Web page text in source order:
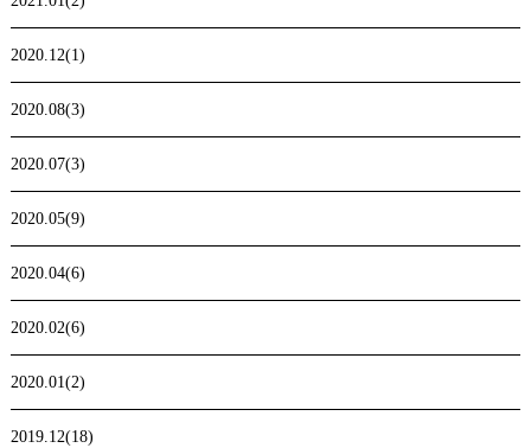
2020.12(1)
2020.08(3)
2020.07(3)
2020.05(9)
2020.04(6)
2020.02(6)
2020.01(2)
2019.12(18)